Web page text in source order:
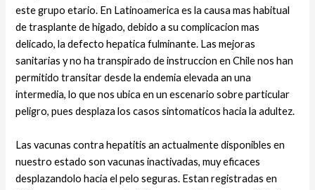
este grupo etario. En Latinoamerica es la causa mas habitual
de trasplante de higado, debido a su complicacion mas
delicado, la defecto hepatica fulminante. Las mejoras
sanitarias y no ha transpirado de instruccion en Chile nos han
permitido transitar desde la endemia elevada an una
intermedia, lo que nos ubica en un escenario sobre particular
peligro, pues desplaza los casos sintomaticos hacia la adultez.
Las vacunas contra hepatitis an actualmente disponibles en
nuestro estado son vacunas inactivadas, muy eficaces
desplazandolo hacia el pelo seguras. Estan registradas en